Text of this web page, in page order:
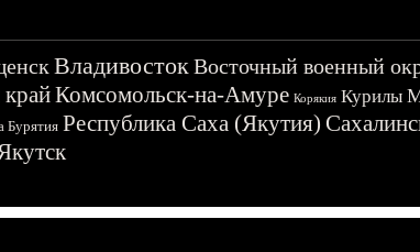
ВладивостокВосточный военный
Комсомольск-на-Амуре Корякия Курилы
Бурятия Республика Саха (Якутия)